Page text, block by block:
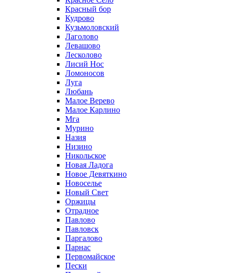
Красный бор
Кудрово
Кузьмоловский
Лаголово
Левашово
Лесколово
Лисий Нос
Ломоносов
Луга
Любань
Малое Верево
Малое Карлино
Мга
Мурино
Назия
Низино
Никольское
Новая Ладога
Новое Девяткино
Новоселье
Новый Свет
Оржицы
Отрадное
Павлово
Павловск
Паргалово
Парнас
Первомайское
Пески